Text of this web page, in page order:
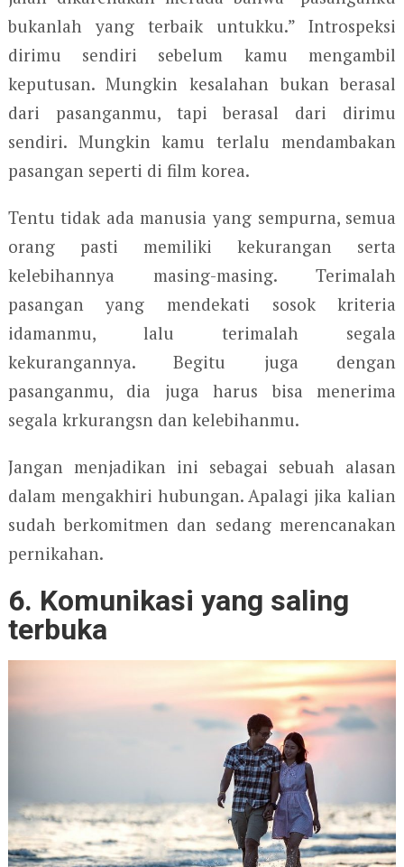
bukanlah yang terbaik untukku.” Introspeksi
dirimu sendiri sebelum kamu mengambil
keputusan. Mungkin kesalahan bukan berasal
dari pasanganmu, tapi berasal dari dirimu
sendiri. Mungkin kamu terlalu mendambakan
pasangan seperti di film korea.
Tentu tidak ada manusia yang sempurna, semua
orang pasti memiliki kekurangan serta
kelebihannya masing-masing. Terimalah
pasangan yang mendekati sosok kriteria
idamanmu, lalu terimalah segala
kekurangannya. Begitu juga dengan
pasanganmu, dia juga harus bisa menerima
segala krkurangsn dan kelebihanmu.
Jangan menjadikan ini sebagai sebuah alasan
dalam mengakhiri hubungan. Apalagi jika kalian
sudah berkomitmen dan sedang merencanakan
pernikahan.
6. Komunikasi yang saling
terbuka